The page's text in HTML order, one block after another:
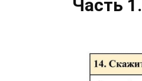
Часть 1.